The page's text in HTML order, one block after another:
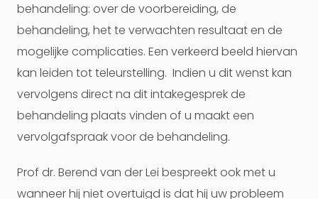
behandeling: over de voorbereiding, de
behandeling, het te verwachten resultaat en de
mogelijke complicaties. Een verkeerd beeld hiervan
kan leiden tot teleurstelling. Indien u dit wenst kan
vervolgens direct na dit intakegesprek de
behandeling plaats vinden of u maakt een
vervolgafspraak voor de behandeling.
Prof dr. Berend van der Lei bespreekt ook met u
wanneer hij niet overtuigd is dat hij uw probleem